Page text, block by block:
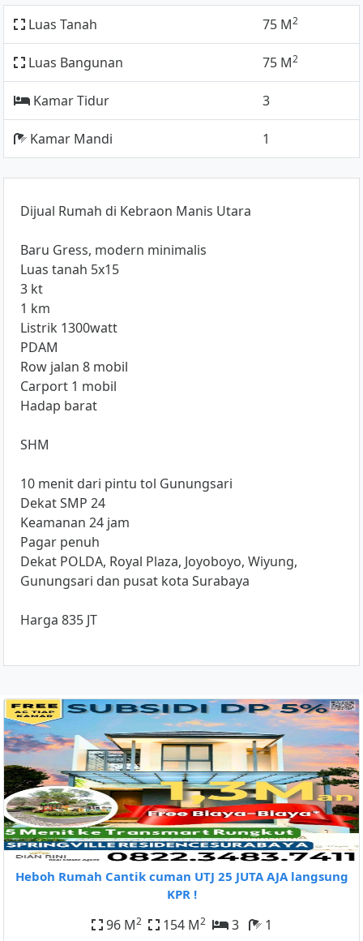
Luas Tanah 75 M2
Luas Bangunan 75 M2
Kamar Tidur 3
Kamar Mandi 1
Dijual Rumah di Kebraon Manis Utara
Baru Gress, modern minimalis
Luas tanah 5x15
3 kt
1 km
Listrik 1300watt
PDAM
Row jalan 8 mobil
Carport 1 mobil
Hadap barat
SHM
10 menit dari pintu tol Gunungsari
Dekat SMP 24
Keamanan 24 jam
Pagar penuh
Dekat POLDA, Royal Plaza, Joyoboyo, Wiyung,
Gunungsari dan pusat kota Surabaya
Harga 835 JT
Heboh Rumah Cantik cuman UTJ 25 JUTA AJA langsung
KPR !
96 M2 154 M2 3 1